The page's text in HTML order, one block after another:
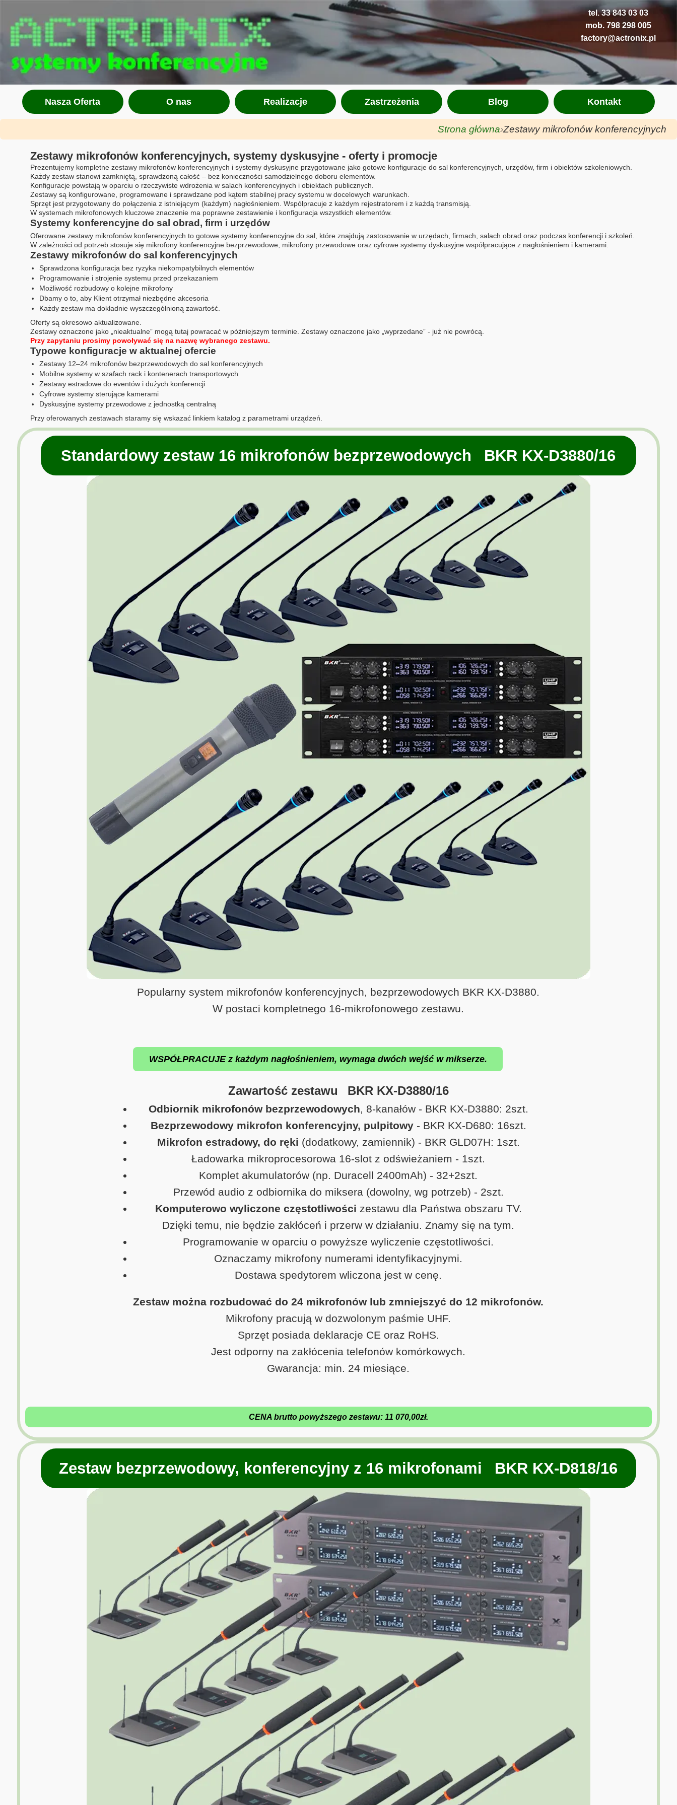
tel. 33 843 03 03
mob. 798 298 005
factory@actronix.pl
Nasza Oferta O nas Realizacje Zastrzeżenia Blog Kontakt
Strona główna Zestawy mikrofonów konferencyjnych
Zestawy mikrofonów konferencyjnych, systemy dyskusyjne - oferty i promocje
Prezentujemy kompletne zestawy mikrofonów konferencyjnych i systemy dyskusyjne przygotowane jako gotowe konfiguracje do sal konferencyjnych, urzędów, firm i obiektów szkoleniowych.
Każdy zestaw stanowi zamkniętą, sprawdzoną całość – bez konieczności samodzielnego doboru elementów.
Konfiguracje powstają w oparciu o rzeczywiste wdrożenia w salach konferencyjnych i obiektach publicznych.
Zestawy są konfigurowane, programowane i sprawdzane pod kątem stabilnej pracy systemu w docelowych warunkach.
Sprzęt jest przygotowany do połączenia z istniejącym (każdym) nagłośnieniem. Współpracuje z każdym rejestratorem i z każdą transmisją.
W systemach mikrofonowych kluczowe znaczenie ma poprawne zestawienie i konfiguracja wszystkich elementów.
Systemy konferencyjne do sal obrad, firm i urzędów
Oferowane zestawy mikrofonów konferencyjnych to gotowe systemy konferencyjne do sal, które znajdują zastosowanie w urzędach, firmach, salach obrad oraz podczas konferencji i szkoleń.
W zależności od potrzeb stosuje się mikrofony konferencyjne bezprzewodowe, mikrofony przewodowe oraz cyfrowe systemy dyskusyjne współpracujące z nagłośnieniem i kamerami.
Zestawy mikrofonów do sal konferencyjnych
Sprawdzona konfiguracja bez ryzyka niekompatybilnych elementów
Programowanie i strojenie systemu przed przekazaniem
Możliwość rozbudowy o kolejne mikrofony
Dbamy o to, aby Klient otrzymał niezbędne akcesoria
Każdy zestaw ma dokładnie wyszczególnioną zawartość.
Oferty są okresowo aktualizowane.
Zestawy oznaczone jako „nieaktualne” mogą tutaj powracać w późniejszym terminie. Zestawy oznaczone jako „wyprzedane” - już nie powrócą.
Przy zapytaniu prosimy powoływać się na nazwę wybranego zestawu.
Typowe konfiguracje w aktualnej ofercie
Zestawy 12–24 mikrofonów bezprzewodowych do sal konferencyjnych
Mobilne systemy w szafach rack i kontenerach transportowych
Zestawy estradowe do eventów i dużych konferencji
Cyfrowe systemy sterujące kamerami
Dyskusyjne systemy przewodowe z jednostką centralną
Przy oferowanych zestawach staramy się wskazać linkiem katalog z parametrami urządzeń.
Standardowy zestaw 16 mikrofonów bezprzewodowych BKR KX-D3880/16
Popularny system mikrofonów konferencyjnych, bezprzewodowych BKR KX-D3880.
W postaci kompletnego 16-mikrofonowego zestawu.
WSPÓŁPRACUJE z każdym nagłośnieniem, wymaga dwóch wejść w mikserze.
Zawartość zestawu BKR KX-D3880/16
Odbiornik mikrofonów bezprzewodowych, 8‑kanałów - BKR KX-D3880: 2szt.
Bezprzewodowy mikrofon konferencyjny, pulpitowy- BKR KX-D680: 16szt.
Mikrofon estradowy, do ręki (dodatkowy, zamiennik) - BKR GLD07H: 1szt.
Ładowarka mikroprocesorowa 16‑slot z odświeżaniem - 1szt.
Komplet akumulatorów (np. Duracell 2400mAh) - 32+2szt.
Przewód audio z odbiornika do miksera (dowolny, wg potrzeb) - 2szt.
Komputerowo wyliczone częstotliwości zestawu dla Państwa obszaru TV.
Dzięki temu, nie będzie zakłóceń i przerw w działaniu. Znamy się na tym.
Programowanie w oparciu o powyższe wyliczenie częstotliwości.
Oznaczamy mikrofony numerami identyfikacyjnymi.
Dostawa spedytorem wliczona jest w cenę.
Zestaw można rozbudować do 24 mikrofonów lub zmniejszyć do 12 mikrofonów.
Mikrofony pracują w dozwolonym paśmie UHF.
Sprzęt posiada deklaracje CE oraz RoHS.
Jest odporny na zakłócenia telefonów komórkowych.
Gwarancja: min. 24 miesiące.
CENA brutto powyższego zestawu: 11 070,00zł.
Zestaw bezprzewodowy, konferencyjny z 16 mikrofonami BKR KX-D818/16